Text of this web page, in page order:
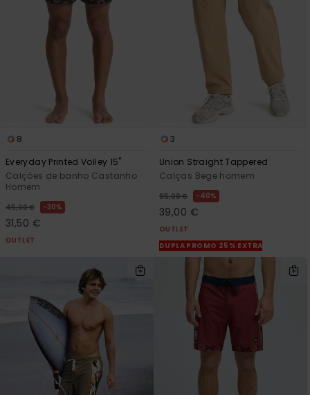
8
Everyday Printed Volley 15"
Calções de banho Castanho
Homem
45,00 € 30%
31,50 €
OUTLET
3
Union Straight Tappered
Calças Bege homem
65,00 € 40%
39,00 €
OUTLET
DUPLA PROMO 25% EXTRA